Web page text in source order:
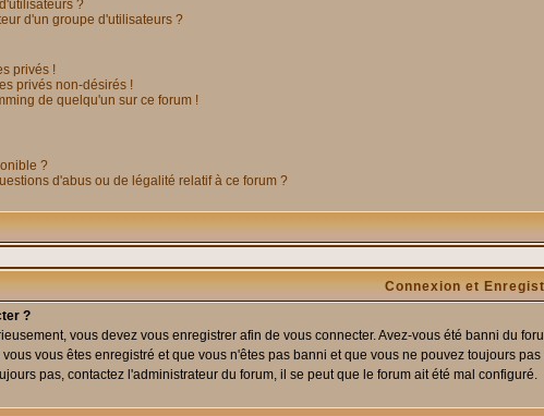
?
d'un groupe d'utilisateurs ?
privés !
privés non-désirés !
de quelqu'un sur ce forum !
?
d'abus ou de légalité relatif à ce forum ?
Connexion et
?
vous devez vous enregistrer afin de vous connecter. Avez-vous été banni du
vous êtes enregistré et que vous n'êtes pas banni et que vous ne pouvez toujours
pas, contactez l'administrateur du forum, il se peut que le forum ait été mal configuré.